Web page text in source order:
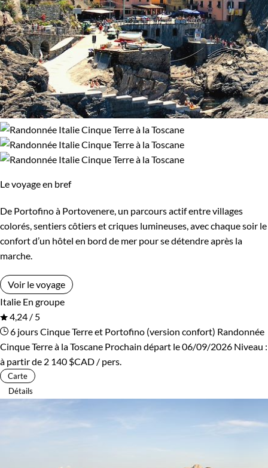
Le voyage en bref
De Portofino à Portovenere, un parcours actif entre villages
colorés, sentiers côtiers et criques lumineuses, avec chaque soir le
confort d’un hôtel en bord de mer pour se détendre après la
marche.
Voir le voyage
Italie En groupe
4,24 / 5
6 joursCinque Terre et Portofino (version confort) Randonnée
Cinque Terre à la Toscane Prochain départ le 06/09/2026 Niveau :
à partir de 2 140 $CAD / pers.
Carte
Détails